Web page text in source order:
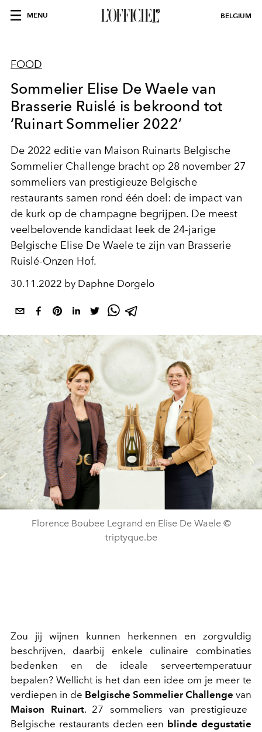
MENU BELGIUM
FOOD
Sommelier Elise De Waele van
Brasserie Ruislé is bekroond tot
‘Ruinart Sommelier 2022’
De 2022 editie van Maison Ruinarts Belgische
Sommelier Challenge bracht op 28 november 27
sommeliers van prestigieuze Belgische
restaurants samen rond één doel: de impact van
de kurk op de champagne begrijpen. De meest
veelbelovende kandidaat leek de 24-jarige
Belgische Elise De Waele te zijn van Brasserie
Ruislé-Onzen Hof.
30.11.2022 by Daphne Dorgelo
Florence Boubee Legrand en Elise De Waele ©
triptyque.be
Zou jij wijnen kunnen herkennen en zorgvuldig
beschrijven, daarbij enkele culinaire combinaties
bedenken en de ideale serveertemperatuur
bepalen? Wellicht is het dan een idee om je meer te
verdiepen in de Belgische Sommelier Challenge van
Maison Ruinart. 27 sommeliers van prestigieuze
Belgische restaurants deden een blinde degustatie